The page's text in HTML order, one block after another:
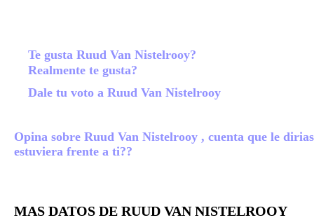
Te gusta Ruud Van Nistelrooy?
Realmente te gusta?
Dale tu voto a Ruud Van Nistelrooy
Opina sobre Ruud Van Nistelrooy , cuenta que le
estuviera frente a ti??
MAS DATOS DE RUUD VAN NISTELROOY